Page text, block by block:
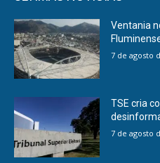
Ventania
7 de agosto
TSE cria
7 de agosto